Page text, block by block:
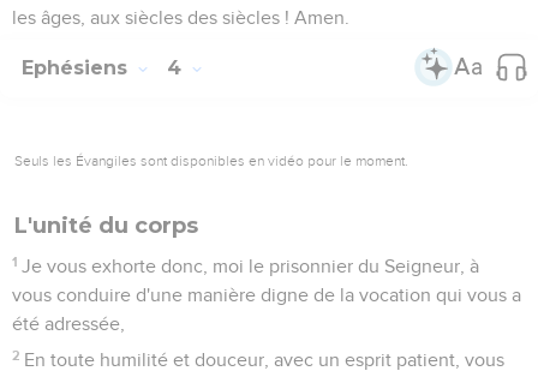
les âges, aux siècles des siècles ! Amen.
Ephésiens 4
Seuls les Évangiles sont disponibles en vidéo pour le moment.
L'unité du corps
1 Je vous exhorte donc, moi le prisonnier du Seigneur, à
vous conduire d'une manière digne de la vocation qui vous a
été adressée,
2 En toute humilité et douceur, avec un esprit patient, vous